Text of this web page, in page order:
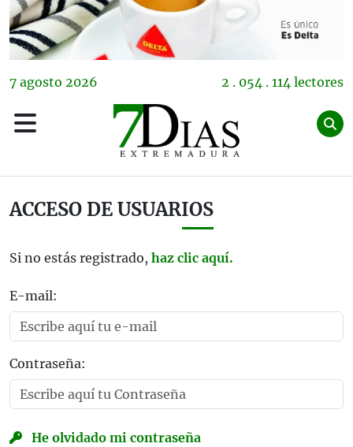
7 agosto 2026 2 . 054 . 114 lectores
ACCESO DE USUARIOS
Si no estás registrado, haz clic aquí.
E-mail:
Contraseña:
He olvidado mi contraseña